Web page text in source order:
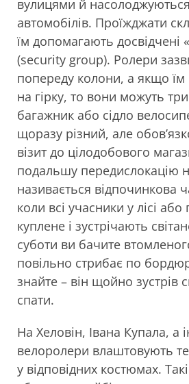
вулицями й насолоджуються
автомобілів. Проїжджати
їм допомагають досвідчені
(security group). Ролери
попереду колони, а якщо їм
на гірку, то вони можуть
багажник або сідло
щоразу різний, але
візит до цілодобового
подальшу передислокацію
називається відпочинкова
коли всі учасники у лісі
куплене і зустрічають
суботи ви бачите
повільно стрибає по
знайте – він щойно зустрів
спати.
На Хеловін, Івана Купала, а
велоролери влаштовують
у відповідних костюмах.